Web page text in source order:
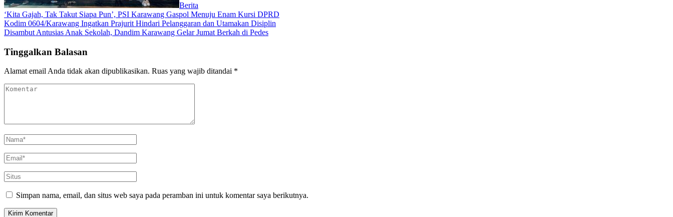
Berita
‘Kita Gajah, Tak Takut Siapa Pun’, PSI Karawang Gaspol Menuju Enam Kursi DPRD
Kodim 0604/Karawang Ingatkan Prajurit Hindari Pelanggaran dan Utamakan Disiplin
Disambut Antusias Anak Sekolah, Dandim Karawang Gelar Jumat Berkah di Pedes
Tinggalkan Balasan
Alamat email Anda tidak akan dipublikasikan. Ruas yang wajib ditandai *
Simpan nama, email, dan situs web saya pada peramban ini untuk komentar saya berikutnya.